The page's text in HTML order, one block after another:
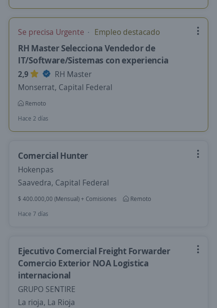
Se precisa Urgente Empleo destacado
RH Master Selecciona Vendedor de
IT/Software/Sistemas con experiencia
2,9
RH Master
Monserrat, Capital Federal
Remoto
Hace 2 días
Comercial Hunter
Hokenpas
Saavedra, Capital Federal
$ 400.000,00 (Mensual) + Comisiones
Remoto
Hace 7 días
Ejecutivo Comercial Freight Forwarder
Comercio Exterior NOA Logistica
internacional
GRUPO SENTIRE
La rioja, La Rioja